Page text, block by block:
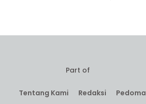
Part of
Tentang Kami Redaksi